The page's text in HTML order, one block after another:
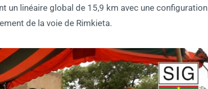
un linéaire global de 15,9 km avec une configuration
de la voie de Rimkieta.